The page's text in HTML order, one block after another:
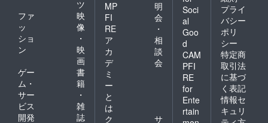
ツ
ファ
ッ
ショ
ン
映
像
・
映
画
ゲー
ム・
サー
ビス
開発
書
籍
・
雑
誌
MP
FI
RE
ア
カ
デ
ミ
ー
と
は
明
会
・
相
談
会
ク
サ
Soci
al
Goo
d
CAM
PFI
RE
for
Ente
rtain
プライ
バシー
ポリ
シー
特定商
取引法
に基づ
く表記
情報セ
キュリ